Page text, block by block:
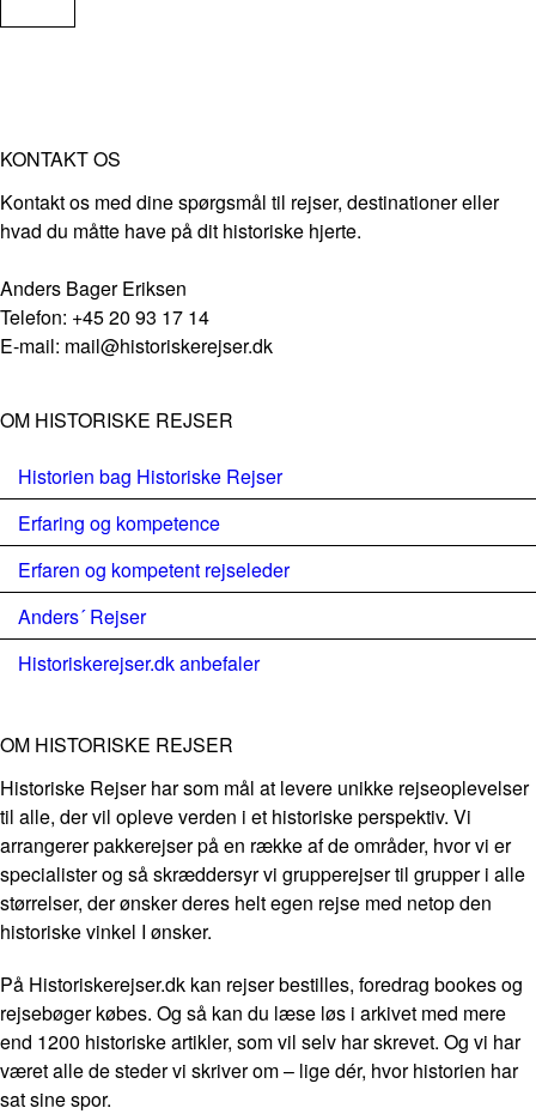
KONTAKT OS
Kontakt os med dine spørgsmål til rejser, destinationer eller
hvad du måtte have på dit historiske hjerte.
Anders Bager Eriksen
Telefon: +45 20 93 17 14
E-mail: mail@historiskerejser.dk
OM HISTORISKE REJSER
Historien bag Historiske Rejser
Erfaring og kompetence
Erfaren og kompetent rejseleder
Anders´ Rejser
Historiskerejser.dk anbefaler
OM HISTORISKE REJSER
Historiske Rejser har som mål at levere unikke rejseoplevelser
til alle, der vil opleve verden i et historiske perspektiv. Vi
arrangerer pakkerejser på en række af de områder, hvor vi er
specialister og så skræddersyr vi grupperejser til grupper i alle
størrelser, der ønsker deres helt egen rejse med netop den
historiske vinkel I ønsker.
På Historiskerejser.dk kan rejser bestilles, foredrag bookes og
rejsebøger købes. Og så kan du læse løs i arkivet med mere
end 1200 historiske artikler, som vil selv har skrevet. Og vi har
været alle de steder vi skriver om – lige dér, hvor historien har
sat sine spor.